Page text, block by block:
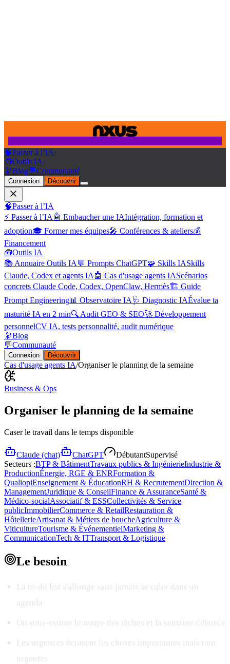
🧠Passer à l’IA›
🧰Outils IA›
🔭Blog💬Communauté
Connexion Découvrir
🧠Passer à l’IA
⚡ Passer à l’IA 🤖 Embaucher une IAIntégration, formation et
adoption🎓 Former mes équipes🎤 Conférences & ateliers💰
Financement
🧰Outils IA
📚 Annuaire Outils IA 💬 Prompts ChatGPT🧩 Skills IASkills
Claude, Codex et agents IA 🤖 Cas d'usage agents IAScénarios
concrets Claude Code, Codex, OpenClaw, Hermès🏗️ Guide
Prompt Engineering📊 Observatoire IA 🩺 Diagnostic IAÉvalue ta
maturité IA en 2 min🔍 Audit GEO & SEO🚀 Développement
personnelCV IA, tests personnalité, audit numérique
🔭Blog
💬Communauté
Connexion Découvrir
Cas d'usage agents IA/Organiser le planning de la semaine
Business & Ops
Organiser le planning de la semaine
Caser le travail dans le temps disponible
Claude (chat) ChatGPT DébutantSupervisé
Secteurs :BTP & BâtimentTravaux publics & IngénierieIndustrie &
ProductionÉnergie, RGE & ENRFormation &
QualiopiEnseignement & ÉducationRH & RecrutementDirection &
ManagementJuridique & ConseilFinance & AssuranceSanté &
Médico-socialAssociatif & ESSCollectivités & Service
publicImmobilierCommerce & RetailRestauration &
HôtellerieArtisanat & Métiers de boucheAgriculture &
ViticultureTourisme & ÉvénementielMarketing &
CommunicationTech & ITTransport & Logistique
Le besoin
La to-do list s'allonge sans jamais se caler dans un
agenda
On sous-estime le temps des tâches et la semaine déborde
Les urgences écrasent les choses importantes mais non
urgentes